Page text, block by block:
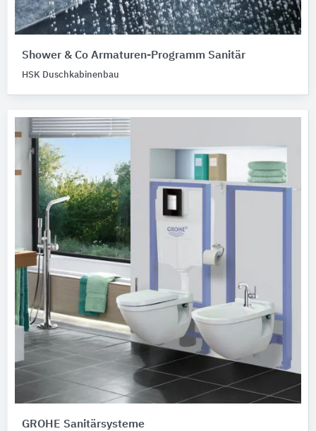
Shower & Co Armaturen-Programm Sanitär
HSK Duschkabinenbau
GROHE Sanitärsysteme